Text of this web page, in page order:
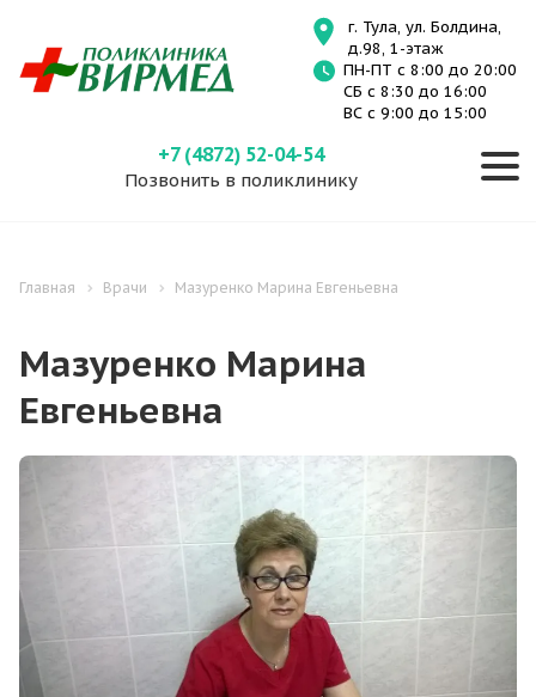
г. Тула, ул. Болдина,
д.98, 1-этаж
ПН-ПТ с 8:00 до 20:00
СБ с 8:30 до 16:00
ВС с 9:00 до 15:00
+7 (4872) 52-04-54
Позвонить в поликлинику
Главная Врачи Мазуренко Марина Евгеньевна
Мазуренко Марина
Евгеньевна